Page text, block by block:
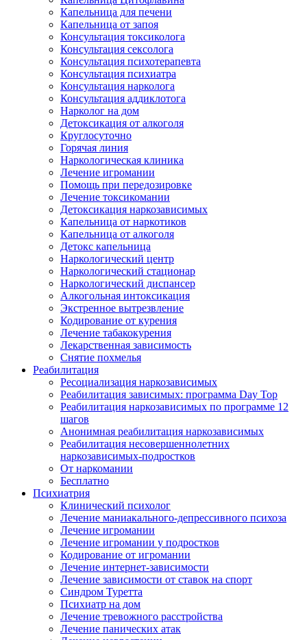
Капельница для печени
Капельница от запоя
Консультация токсиколога
Консультация сексолога
Консультация психотерапевта
Консультация психиатра
Консультация нарколога
Консультация аддиклотога
Нарколог на дом
Детоксикация от алкоголя
Круглосуточно
Горячая линия
Наркологическая клиника
Лечение игромании
Помощь при передозировке
Лечение токсикомании
Детоксикация наркозависимых
Капельница от наркотиков
Капельница от алкоголя
Детокс капельница
Наркологический центр
Наркологический стационар
Наркологический диспансер
Алкогольная интоксикация
Экстренное вытрезвление
Кодирование от курения
Лечение табакокурения
Лекарственная зависимость
Снятие похмелья
Реабилитация
Ресоциализация наркозависимых
Реабилитация зависимых: программа Day Top
Реабилитация наркозависимых по программе 12
шагов
Анонимная реабилитация наркозависимых
Реабилитация несовершеннолетних
наркозависимых-подростков
От наркомании
Бесплатно
Психиатрия
Клинический психолог
Лечение маниакального-депрессивного психоза
Лечение игромании
Лечение игромании у подростков
Кодирование от игромании
Лечение интернет-зависимости
Лечение зависимости от ставок на спорт
Синдром Туретта
Психиатр на дом
Лечение тревожного расстройства
Лечение панических атак